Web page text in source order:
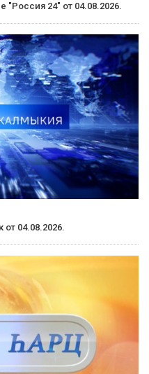
"Россия 24" от 04.08.2026.
04.08.2026.